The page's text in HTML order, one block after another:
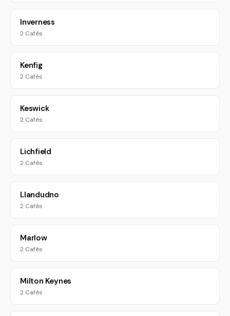
Inverness
2 Cafés
Kenfig
2 Cafés
Keswick
2 Cafés
Lichfield
2 Cafés
Llandudno
2 Cafés
Marlow
2 Cafés
Milton Keynes
2 Cafés